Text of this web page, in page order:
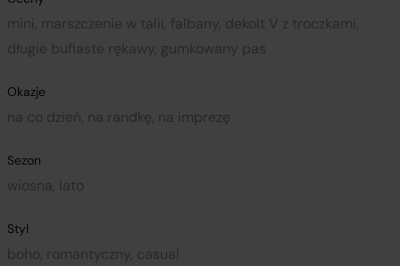
mini, marszczenie w talii, falbany, dekolt V z troczkami,
długie bufiaste rękawy, gumkowany pas
Okazje
na co dzień, na randkę, na imprezę
Sezon
wiosna, lato
Styl
boho, romantyczny, casual